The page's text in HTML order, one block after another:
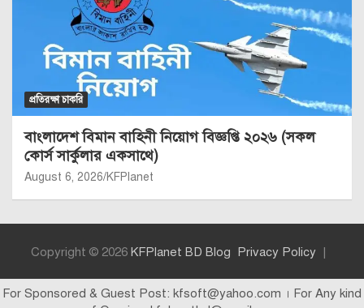
প্রতিরক্ষা চাকরি
বাংলাদেশ বিমান বাহিনী নিয়োগ বিজ্ঞপ্তি ২০২৬ (সকল
কোর্স সার্কুলার একসাথে)
August 6, 2026 KFPlanet
Copyright © 2026 KFPlanet BD Blog Privacy Policy
For Sponsored & Guest Post: kfsoft@yahoo.com । For Any kind